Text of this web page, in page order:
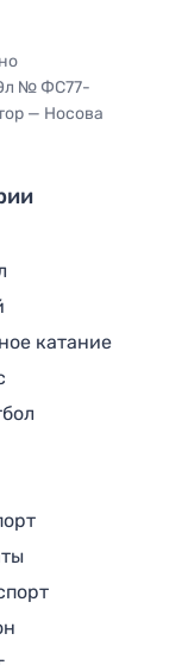
№ ФС77-
— Носова
катание